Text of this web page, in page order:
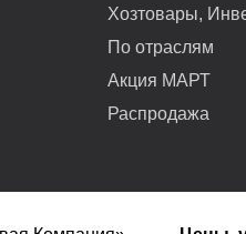
Хозтовары,
По отраслям
Акция МАРТ
Распродажа